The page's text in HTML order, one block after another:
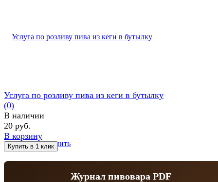
избранное сравнить
Услуга по розливу пива из кеги в бутылку
(0)
В наличии
20 руб.
В корзину
Журнал пивовара PDF